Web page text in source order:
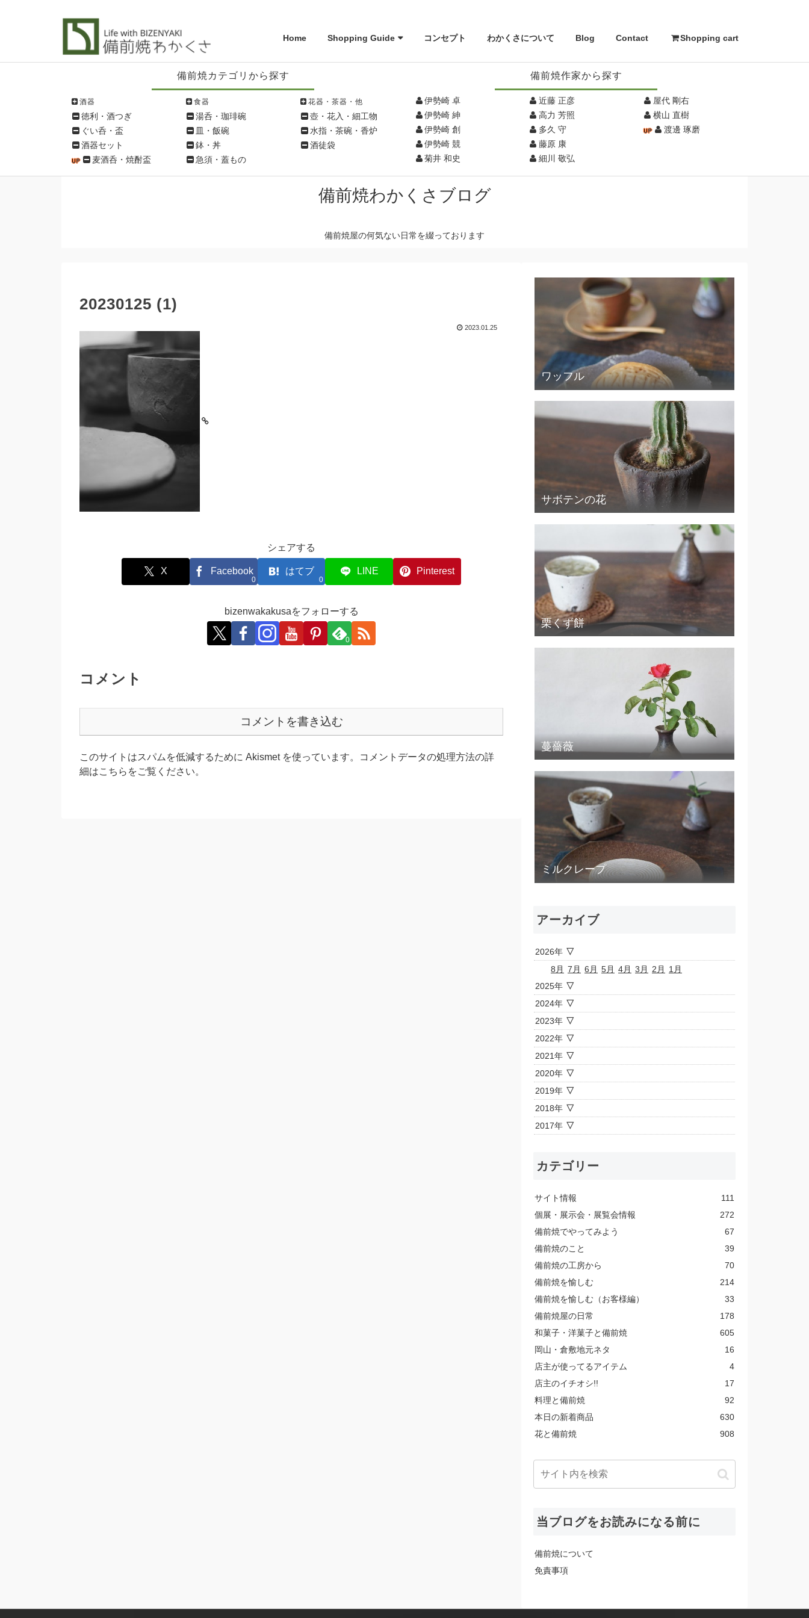
Home Shopping Guide コンセプト わかくさについて Blog Contact Shopping cart
備前焼カテゴリから探す
酒器
徳利・酒つぎ
ぐい呑・盃
酒器セット
麦酒呑・焼酎盃
食器
湯呑・珈琲碗
皿・飯碗
鉢・丼
急須・蓋もの
花器・茶器・他
壺・花入・細工物
水指・茶碗・香炉
酒徒袋
備前焼作家から探す
伊勢崎 卓
伊勢崎 紳
伊勢崎 創
伊勢崎 競
菊井 和史
近藤 正彦
高力 芳照
多久 守
藤原 康
細川 敬弘
屋代 剛右
横山 直樹
渡邊 琢磨
備前焼わかくさブログ
備前焼屋の何気ない日常を綴っております
20230125 (1)
2023.01.25
シェアする
X Facebook
0
はてブ
0
LINE Pinterest
bizenwakakusaをフォローする
0
コメント
コメントを書き込む
このサイトはスパムを低減するために Akismet を使っています。
コメントデータの処理方法の詳
細はこちらをご覧ください。
ワッフル
サボテンの花
栗くず餅
蔓薔薇
ミルクレープ
アーカイブ
2026年
8月 7月 6月 5月 4月 3月 2月
1月
2025年
2024年
2023年
2022年
2021年
2020年
2019年
2018年
2017年
カテゴリー
サイト情報
111
個展・展示会・展覧会情報
272
備前焼でやってみよう
67
備前焼のこと
39
備前焼の工房から
70
備前焼を愉しむ
214
備前焼を愉しむ（お客様編）
33
備前焼屋の日常
178
和菓子・洋菓子と備前焼
605
岡山・倉敷地元ネタ
16
店主が使ってるアイテム
4
店主のイチオシ!!
17
料理と備前焼
92
本日の新着商品
630
花と備前焼
908
当ブログをお読みになる前に
備前焼について
免責事項